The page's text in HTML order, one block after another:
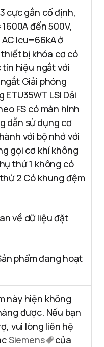
cực gắn cố định,
đến 500V,
Icu=66kA ở
bị khóa cơ có
hiệu ngắt với
Giải phóng
ETU35WT LSI Dải
FS có màn hình
dẫn sử dụng cơ
với bộ nhớ với
gọi cơ khí không
thứ 1 không có
2 Có khung đệm
về dữ liệu đặt
phẩm đang hoạt
này hiện không
được. Nếu bạn
vui lòng liên hệ
Siemens
của